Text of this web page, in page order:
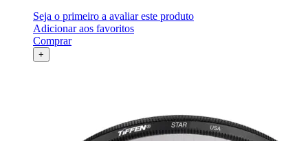
Seja o primeiro a avaliar este produto
Adicionar aos favoritos
Comprar
+